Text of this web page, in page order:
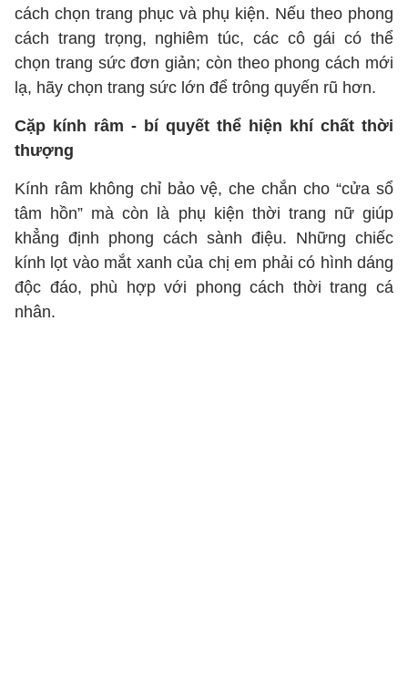
cách chọn trang phục và phụ kiện. Nếu theo phong
cách trang trọng, nghiêm túc, các cô gái có thể
chọn trang sức đơn giản; còn theo phong cách mới
lạ, hãy chọn trang sức lớn để trông quyến rũ hơn.
Cặp kính râm - bí quyết thể hiện khí chất thời
thượng
Kính râm không chỉ bảo vệ, che chắn cho “cửa sổ
tâm hồn” mà còn là phụ kiện thời trang nữ giúp
khẳng định phong cách sành điệu. Những chiếc
kính lọt vào mắt xanh của chị em phải có hình dáng
độc đáo, phù hợp với phong cách thời trang cá
nhân.